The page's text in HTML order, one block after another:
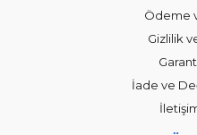
Ödeme
Gizlilik
İade ve